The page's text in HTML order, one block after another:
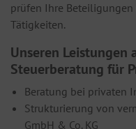
prüfen Ihre
Tätigkeiten.
Unseren Leistungen
Steuerberatung für
Beratung bei privaten
Strukturierung von
GmbH & Co. KG